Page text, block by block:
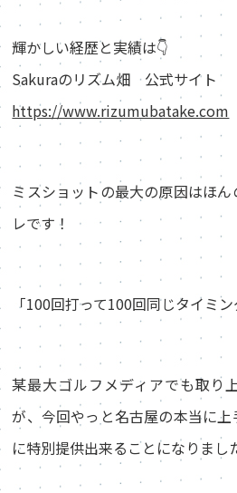
輝かしい経歴と実績は👇
Sakuraのリズム畑 公式サイト
https://www.rizumubatake.com
ミスショットの最大の原因はほ
レです！
「100回打って100回同じタイミン
某最大ゴルフメディアでも取り
が、今回やっと名古屋の本当に
に特別提供出来ることになりまし